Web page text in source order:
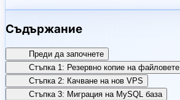
Съдържание
Преди да започнете
Стъпка 1: Резервно копие на файловете
Стъпка 2: Качване на нов VPS
Стъпка 3: Миграция на MySQL база